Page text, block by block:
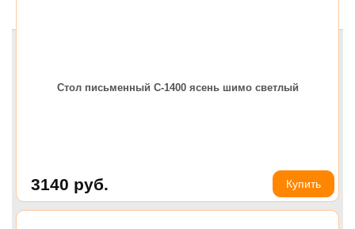
Стол письменный С-1400 ясень шимо светлый
3140 руб. Купить